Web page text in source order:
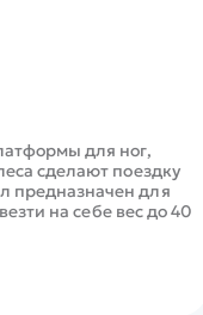
для ног,
сделают поездку
предназначен для
на себе вес до 40